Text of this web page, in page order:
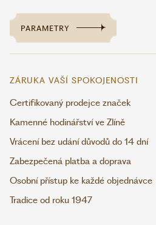
PARAMETRY
ZÁRUKA VAŠÍ SPOKOJENOSTI
Certifikovaný prodejce značek
Kamenné hodinářství ve Zlíně
Vrácení bez udání důvodů do 14 dní
Zabezpečená platba a doprava
Osobní přístup ke každé objednávce
Tradice od roku 1947